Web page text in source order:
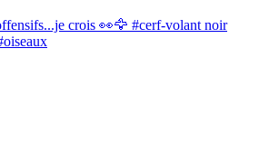
crois 👀🦅 #cerf-volant noir